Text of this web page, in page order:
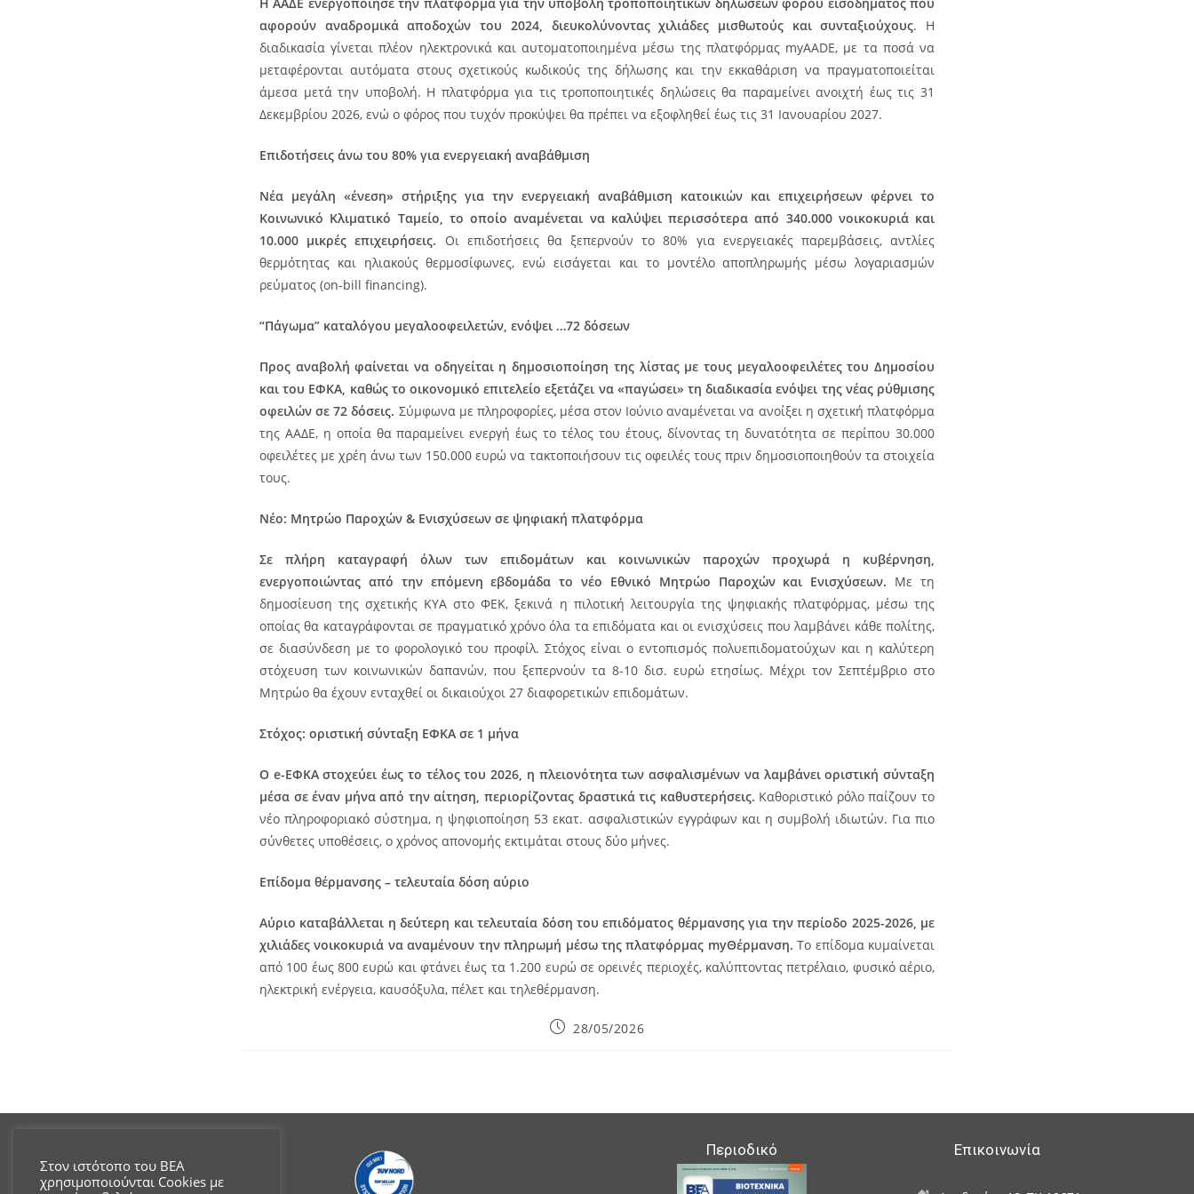
αφορούν αναδρομικά αποδοχών του 2024, διευκολύνοντας χιλιάδες μισθωτούς και συνταξιούχους. Η
διαδικασία γίνεται πλέον ηλεκτρονικά και αυτοματοποιημένα μέσω της πλατφόρμας myAADE, με τα ποσά να
μεταφέρονται αυτόματα στους σχετικούς κωδικούς της δήλωσης και την εκκαθάριση να πραγματοποιείται
άμεσα μετά την υποβολή. Η πλατφόρμα για τις τροποποιητικές δηλώσεις θα παραμείνει ανοιχτή έως τις 31
Δεκεμβρίου 2026, ενώ ο φόρος που τυχόν προκύψει θα πρέπει να εξοφληθεί έως τις 31 Ιανουαρίου 2027.
Επιδοτήσεις άνω του 80% για ενεργειακή αναβάθμιση
Νέα μεγάλη «ένεση» στήριξης για την ενεργειακή αναβάθμιση κατοικιών και επιχειρήσεων φέρνει το
Κοινωνικό Κλιματικό Ταμείο, το οποίο αναμένεται να καλύψει περισσότερα από 340.000 νοικοκυριά και
10.000 μικρές επιχειρήσεις. Οι επιδοτήσεις θα ξεπερνούν το 80% για ενεργειακές παρεμβάσεις, αντλίες
θερμότητας και ηλιακούς θερμοσίφωνες, ενώ εισάγεται και το μοντέλο αποπληρωμής μέσω λογαριασμών
ρεύματος (on-bill financing).
“Πάγωμα” καταλόγου μεγαλοοφειλετών, ενόψει …72 δόσεων
Προς αναβολή φαίνεται να οδηγείται η δημοσιοποίηση της λίστας με τους μεγαλοοφειλέτες του Δημοσίου
και του ΕΦΚΑ, καθώς το οικονομικό επιτελείο εξετάζει να «παγώσει» τη διαδικασία ενόψει της νέας ρύθμισης
οφειλών σε 72 δόσεις. Σύμφωνα με πληροφορίες, μέσα στον Ιούνιο αναμένεται να ανοίξει η σχετική πλατφόρμα
της ΑΑΔΕ, η οποία θα παραμείνει ενεργή έως το τέλος του έτους, δίνοντας τη δυνατότητα σε περίπου 30.000
οφειλέτες με χρέη άνω των 150.000 ευρώ να τακτοποιήσουν τις οφειλές τους πριν δημοσιοποιηθούν τα στοιχεία
τους.
Νέο: Μητρώο Παροχών & Ενισχύσεων σε ψηφιακή πλατφόρμα
Σε πλήρη καταγραφή όλων των επιδομάτων και κοινωνικών παροχών προχωρά η κυβέρνηση,
ενεργοποιώντας από την επόμενη εβδομάδα το νέο Εθνικό Μητρώο Παροχών και Ενισχύσεων. Με τη
δημοσίευση της σχετικής ΚΥΑ στο ΦΕΚ, ξεκινά η πιλοτική λειτουργία της ψηφιακής πλατφόρμας, μέσω της
οποίας θα καταγράφονται σε πραγματικό χρόνο όλα τα επιδόματα και οι ενισχύσεις που λαμβάνει κάθε πολίτης,
σε διασύνδεση με το φορολογικό του προφίλ. Στόχος είναι ο εντοπισμός πολυεπιδοματούχων και η καλύτερη
στόχευση των κοινωνικών δαπανών, που ξεπερνούν τα 8-10 δισ. ευρώ ετησίως. Μέχρι τον Σεπτέμβριο στο
Μητρώο θα έχουν ενταχθεί οι δικαιούχοι 27 διαφορετικών επιδομάτων.
Στόχος: οριστική σύνταξη ΕΦΚΑ σε 1 μήνα
Ο e-ΕΦΚΑ στοχεύει έως το τέλος του 2026, η πλειονότητα των ασφαλισμένων να λαμβάνει οριστική σύνταξη
μέσα σε έναν μήνα από την αίτηση, περιορίζοντας δραστικά τις καθυστερήσεις. Καθοριστικό ρόλο παίζουν το
νέο πληροφοριακό σύστημα, η ψηφιοποίηση 53 εκατ. ασφαλιστικών εγγράφων και η συμβολή ιδιωτών. Για πιο
σύνθετες υποθέσεις, ο χρόνος απονομής εκτιμάται στους δύο μήνες.
Επίδομα θέρμανσης – τελευταία δόση αύριο
Αύριο καταβάλλεται η δεύτερη και τελευταία δόση του επιδόματος θέρμανσης για την περίοδο 2025-2026, με
χιλιάδες νοικοκυριά να αναμένουν την πληρωμή μέσω της πλατφόρμας myΘέρμανση. Το επίδομα κυμαίνεται
από 100 έως 800 ευρώ και φτάνει έως τα 1.200 ευρώ σε ορεινές περιοχές, καλύπτοντας πετρέλαιο, φυσικό αέριο,
ηλεκτρική ενέργεια, καυσόξυλα, πέλετ και τηλεθέρμανση.
Post28/05/2026
Περιοδικό Επικοινωνία
Στον ιστότοπο του ΒΕΑ
χρησιμοποιούνται Cookies με